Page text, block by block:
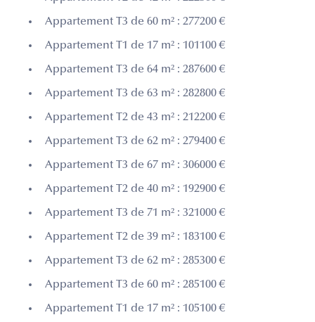
Appartement T3 de 60 m² : 277200 €
Appartement T1 de 17 m² : 101100 €
Appartement T3 de 64 m² : 287600 €
Appartement T3 de 63 m² : 282800 €
Appartement T2 de 43 m² : 212200 €
Appartement T3 de 62 m² : 279400 €
Appartement T3 de 67 m² : 306000 €
Appartement T2 de 40 m² : 192900 €
Appartement T3 de 71 m² : 321000 €
Appartement T2 de 39 m² : 183100 €
Appartement T3 de 62 m² : 285300 €
Appartement T3 de 60 m² : 285100 €
Appartement T1 de 17 m² : 105100 €